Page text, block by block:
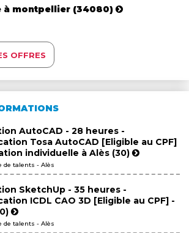
à montpellier (34080)
OFFRES
AutoCAD - 28 heures -
Tosa AutoCAD [Eligible au CPF]
individuelle à Alès (30)
de talents - Alès
SketchUp - 35 heures -
ICDL CAO 3D [Eligible au CPF] -
de talents - Alès